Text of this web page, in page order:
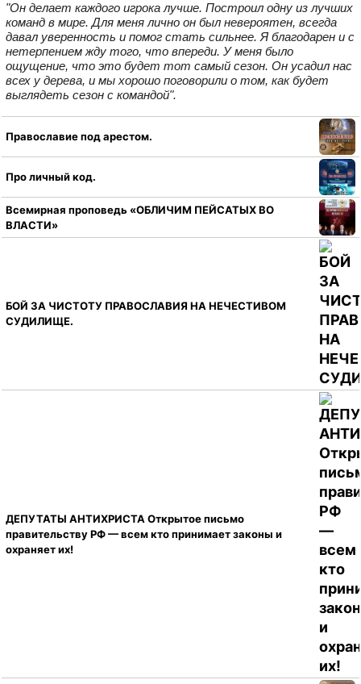
"Он делает каждого игрока лучше. Построил одну из лучших
команд в мире. Для меня лично он был невероятен, всегда
давал уверенность и помог стать сильнее. Я благодарен и с
нетерпением жду того, что впереди. У меня было
ощущение, что это будет тот самый сезон. Он усадил нас
всех у дерева, и мы хорошо поговорили о том, как будет
выглядеть сезон с командой".
Православие под арестом.
Про личный код.
Всемирная проповедь «ОБЛИЧИМ ПЕЙСАТЫХ ВО
ВЛАСТИ»
БОЙ ЗА ЧИСТОТУ ПРАВОСЛАВИЯ НА НЕЧЕСТИВОМ
СУДИЛИЩЕ.
ДЕПУТАТЫ АНТИХРИСТА Открытое письмо
правительству РФ — всем кто принимает законы и
охраняет их!